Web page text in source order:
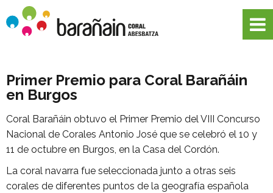
Primer Premio para Coral Barañáin
en Burgos
Coral Barañáin obtuvo el Primer Premio del VIII Concurso
Nacional de Corales Antonio José que se celebró el 10 y
11 de octubre en Burgos, en la Casa del Cordón.
La coral navarra fue seleccionada junto a otras seis
corales de diferentes puntos de la geografía española